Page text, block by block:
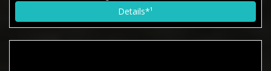
Details*¹